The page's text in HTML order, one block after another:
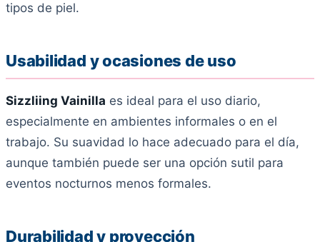
tipos de piel.
Usabilidad y ocasiones de uso
Sizzliing Vainilla es ideal para el uso diario,
especialmente en ambientes informales o en el
trabajo. Su suavidad lo hace adecuado para el día,
aunque también puede ser una opción sutil para
eventos nocturnos menos formales.
Durabilidad y proyección